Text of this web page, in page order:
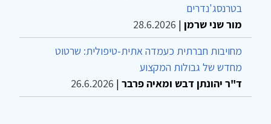
בטרנסג'נדרים
מור שני שרמן |
28.6.2026
מחויבות חברתית כעמדה אתית-טיפולית: שרטוט
מחדש של גבולות המקצוע
ד"ר יהונתן דבש ומאיה פרבר |
26.6.2026